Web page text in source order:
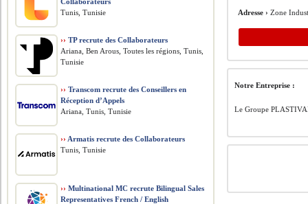
Adresse › Zone
Notre Entreprise :
Le Groupe
Tunis, Tunisie
›› TP recrute des Collaborateurs
Ariana, Ben Arous, Toutes les régions, Tunis,
Tunisie
›› Transcom recrute des Conseillers en
Réception d’Appels
Ariana, Tunis, Tunisie
›› Armatis recrute des Collaborateurs
Tunis, Tunisie
›› Multinational MC recrute Bilingual Sales
Representatives French / English